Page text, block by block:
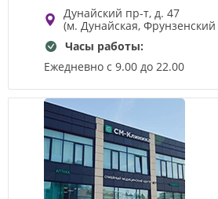
Дунайский пр-т, д. 47
(м. Дунайская, Фрунзенский
Часы работы:
Ежедневно с 9.00 до 22.00